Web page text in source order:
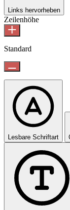
Links hervorheben
Zeilenhöhe
Standard
Lesbare Schriftart